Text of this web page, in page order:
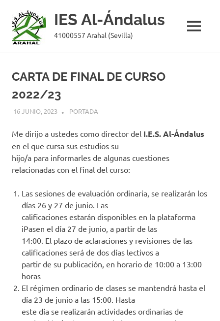
contenido
IES Al-Ándalus
41000557 Arahal (Sevilla) MENÚ
CARTA DE FINAL DE CURSO
2022/23
16 JUNIO, 2023 MIGUEL RUÍZ
PORTADA
Me dirijo a ustedes como director del I.E.S. Al-Ándalus
en el que cursa sus estudios su
hijo/a para informarles de algunas cuestiones
relacionadas con el final del curso:
Las sesiones de evaluación ordinaria, se realizarán los
días 26 y 27 de junio. Las
calificaciones estarán disponibles en la plataforma
iPasen el día 27 de junio, a partir de las
14:00. El plazo de aclaraciones y revisiones de las
calificaciones será de dos días lectivos a
partir de su publicación, en horario de 10:00 a 13:00
horas
El régimen ordinario de clases se mantendrá hasta el
día 23 de junio a las 15:00. Hasta
este día se realizarán actividades ordinarias de